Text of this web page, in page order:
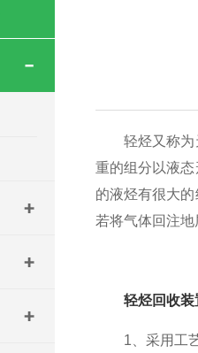
轻烃又称为天
重的组分以液
的液烃有很大
若将气体回注
轻烃回收装
1、采用工艺